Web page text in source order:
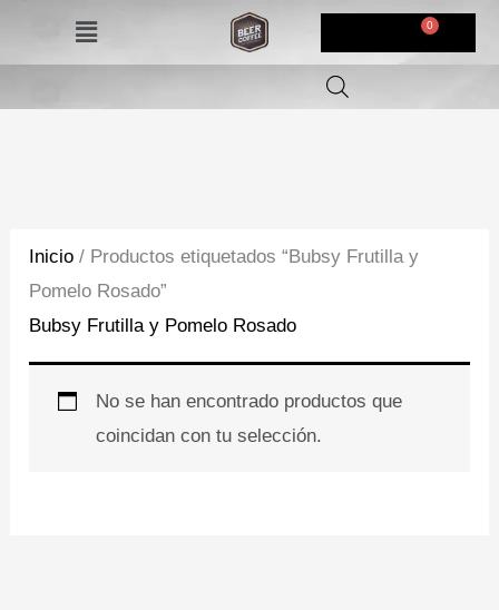
Menú
Inicio / Productos etiquetados “Bubsy Frutilla y
Pomelo Rosado”
Bubsy Frutilla y Pomelo Rosado
No se han encontrado productos que
coincidan con tu selección.